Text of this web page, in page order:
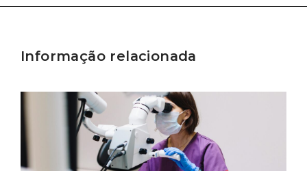
Informação relacionada